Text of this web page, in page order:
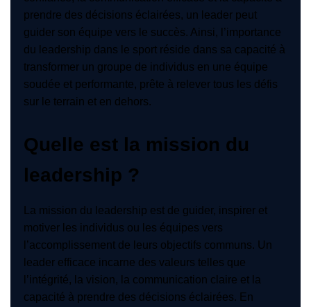
prendre des décisions éclairées, un leader peut
guider son équipe vers le succès. Ainsi, l’importance
du leadership dans le sport réside dans sa capacité à
transformer un groupe de individus en une équipe
soudée et performante, prête à relever tous les défis
sur le terrain et en dehors.
Quelle est la mission du
leadership ?
La mission du leadership est de guider, inspirer et
motiver les individus ou les équipes vers
l’accomplissement de leurs objectifs communs. Un
leader efficace incarne des valeurs telles que
l’intégrité, la vision, la communication claire et la
capacité à prendre des décisions éclairées. En